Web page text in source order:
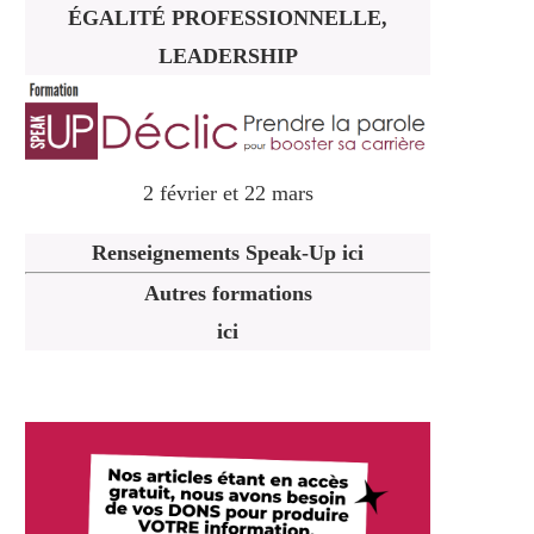
ÉGALITÉ PROFESSIONNELLE,
LEADERSHIP
2 février et 22 mars
Renseignements Speak-Up ici
Autres formations
ici